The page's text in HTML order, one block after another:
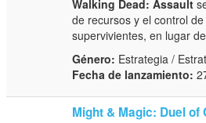
Walking Dead: Assault
de recursos y el control
supervivientes, en lugar
Género: Estrategia /
Fecha de lanzamiento:
Might & Magic: Duel of